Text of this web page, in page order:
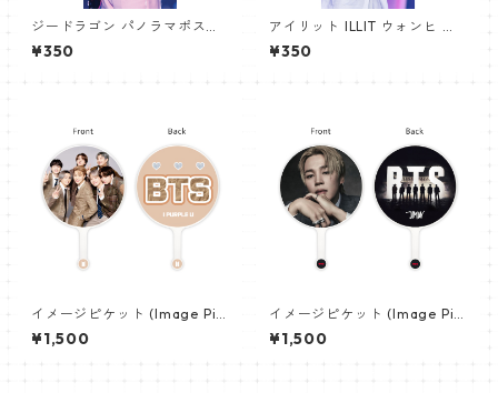
ジードラゴン パノラマポスタ
ー (GD Poster) 700*330mm
【GD 10】
¥350
アイリット ILLIT ウォンヒ パ
ノラマポスター (WONHEE Po
ster) 700*330mm 【wonhe
¥350
イメージピケット (Image Pic
ket) うちわ - 防弾少年団 (BTS
_05)
¥1,500
イメージピケット (Image Pic
ket) うちわ - ジミン(JIMIN-1
6)
¥1,500